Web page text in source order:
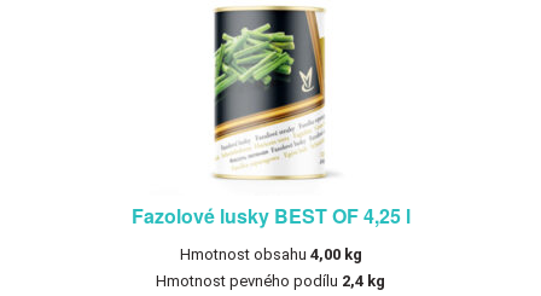
Fazolové lusky BEST OF 4,25 l
Hmotnost obsahu 4,00 kg
Hmotnost pevného podílu 2,4 kg